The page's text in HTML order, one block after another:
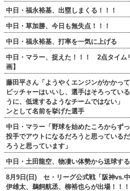
中日・福永裕基、出塁しまくる！！！
中日・草加勝、今日も無失点！！！
中日・福永裕基、打率を一気に上げる
中日・マラー、捉えた！！！ 2点タイム
画】
藤田平さん「ようやくエンジンがかかっ
ピッチャーはいいし、選手はそろってい
うに、低迷するようなチームではない」
ンとして名前を挙げた選手
中日・マラー「野球を始めたころからず
投手でアウトになるだろうと思っている
ろうと思っています」
中日・土田龍空、物凄い体勢から送球する
8月9日(日) セ・リーグ公式戦「阪神vs.
伊雄太、鵜飼航丞、柳裕也らが出場！！！